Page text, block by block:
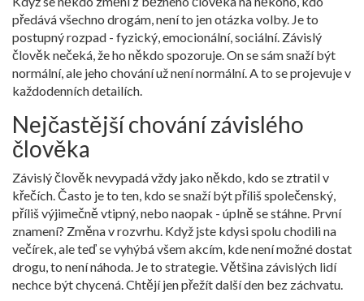
předává všechno drogám, není to jen otázka volby. Je to
postupný rozpad - fyzický, emocionální, sociální. Závislý
člověk nečeká, že ho někdo spozoruje. On se sám snaží být
normální, ale jeho chování už není normální. A to se projevuje v
každodenních detailích.
Nejčastější chování závislého
člověka
Závislý člověk nevypadá vždy jako někdo, kdo se ztratil v
křečích. Často je to ten, kdo se snaží být příliš společenský,
příliš výjimečně vtipný, nebo naopak - úplně se stáhne. První
znamení? Změna v rozvrhu. Když jste kdysi spolu chodili na
večírek, ale teď se vyhýbá všem akcím, kde není možné dostat
drogu, to není náhoda. Je to strategie. Většina závislých lidí
nechce být chycená. Chtějí jen přežít další den bez záchvatu.